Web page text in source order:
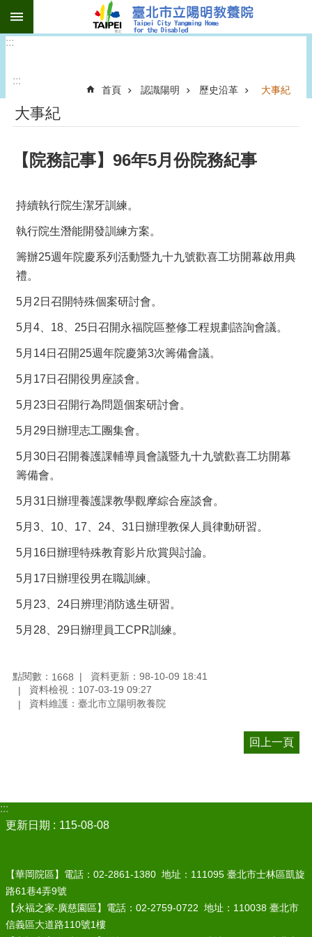
跳到主要內容區塊
:::
:::
首頁 認識陽明 歷史沿革 大事紀
大事紀
【院務記事】96年5月份院務紀事
持續執行院生潔牙訓練。
執行院生潛能開發訓練方案。
籌辦25週年院慶系列活動暨九十九號歡喜工坊開幕啟用典
禮。
5月2日召開特殊個案研討會。
5月4、18、25日召開永福院區整修工程規劃諮詢會議。
5月14日召開25週年院慶第3次籌備會議。
5月17日召開役男座談會。
5月23日召開行為問題個案研討會。
5月29日辦理志工團集會。
5月30日召開養護課輔導員會議暨九十九號歡喜工坊開幕
籌備會。
5月31日辦理養護課教學觀摩綜合座談會。
5月3、10、17、24、31日辦理教保人員律動研習。
5月16日辦理特殊教育影片欣賞與討論。
5月17日辦理役男在職訓練。
5月23、24日辨理消防逃生研習。
5月28、29日辦理員工CPR訓練。
點閱數： 1668
資料更新：98-10-09 18:41
資料檢視：107-03-19 09:27
資料維護：臺北市立陽明教養院
回上一頁
:::
更新日期
115-08-08
【華岡院區】電話：02-2861-1380 地址：111095 臺北市士林區凱旋
路61巷4弄9號
【永福之家-廣慈園區】電話：02-2759-0722 地址：110038 臺北市
信義區大道路110號1樓